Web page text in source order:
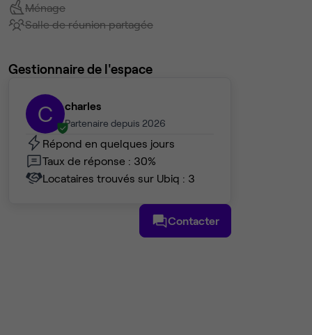
Ménage
Salle de réunion partagée
Gestionnaire de l'espace
C charles
Partenaire depuis 2026
Répond en quelques jours
Taux de réponse : 30%
Locataires trouvés sur Ubiq : 3
Contacter